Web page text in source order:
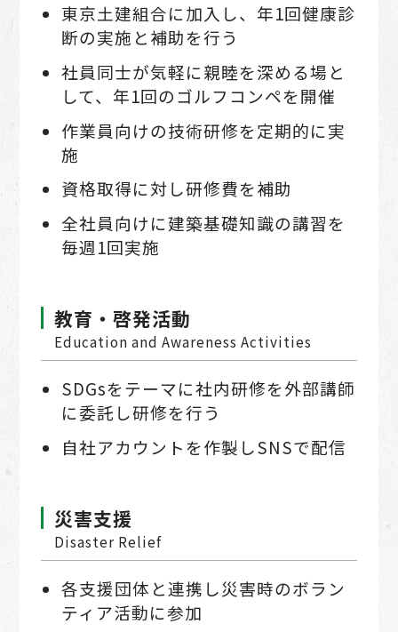
東京⼟建組合に加⼊し、年1回健康診
断の実施と補助を行う
社員同士が気軽に親睦を深める場と
して、年1回のゴルフコンペを開催
作業員向けの技術研修を定期的に実
施
資格取得に対し研修費を補助
全社員向けに建築基礎知識の講習を
毎週1回実施
教育・啓発活動
Education and Awareness Activities
SDGsをテーマに社内研修を外部講師
に委託し研修を⾏う
⾃社アカウントを作製しSNSで配信
災害⽀援
Disaster Relief
各⽀援団体と連携し災害時のボラン
ティア活動に参加